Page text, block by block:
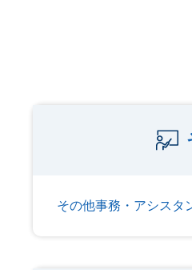
その他事務・アシスタ